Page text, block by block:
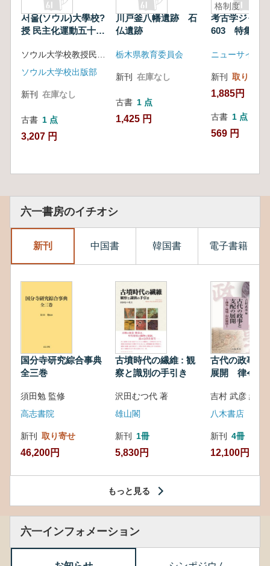
서울(ソウル)大學校?
授 民主化運動五十年
ソウル大学校出版部
新刊 在庫なし
古書 1 点
3,207 円
川戸釜八幡遺跡 石
仏遺跡
栃木県教育委員会
新刊 在庫なし
古書 1 点
1,425 円
格制度
考古学ジャ
603 特集 遺
ニューサイエ
新刊 取り寄せ
1,885円
古書 1 点
569 円
六一書房のイチオシ
新刊 中国書 韓国書 電子書籍
国分寺研究綜合事典
全三巻
須田勉 監修
高志書院
新刊 取り寄せ
46,200円
古墳時代の繊維 : 観
察と識別の手引き
沢田むつ代 著
雄山閣
新刊 1冊
5,830円
古代の政事と
展開 律令・
吉村 武彦 編集
八木書店
新刊 4冊
12,100円
もっと見る
六一インフォメーション